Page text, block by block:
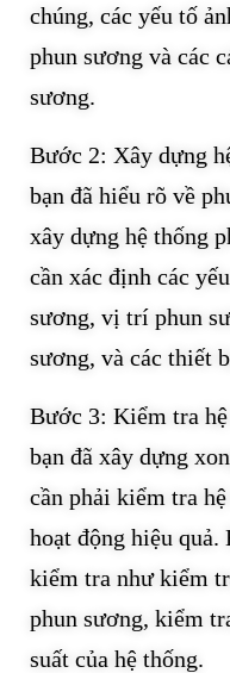
chúng, các yếu tố
phun sương và các
sương.
Bước 2: Xây dựng
bạn đã hiểu rõ về
xây dựng hệ thống
cần xác định các
sương, vị trí phun
sương, và các thiết
Bước 3: Kiểm tra
bạn đã xây dựng
cần phải kiểm tra
hoạt động hiệu quả.
kiểm tra như kiểm
phun sương, kiểm
suất của hệ thống.